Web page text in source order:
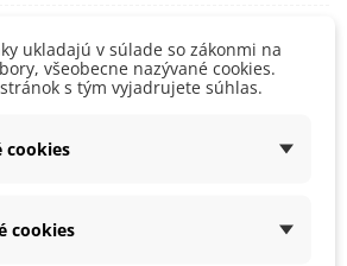
, preto buďte pri manipulácii s ňou
môže spôsobiť podráždenie kože a
Polotienisté
Slnečné
ukladajú v súlade so zákonmi na
všeobecne nazývané cookies.
s tým vyjadrujete súhlas.
cookies
cookies